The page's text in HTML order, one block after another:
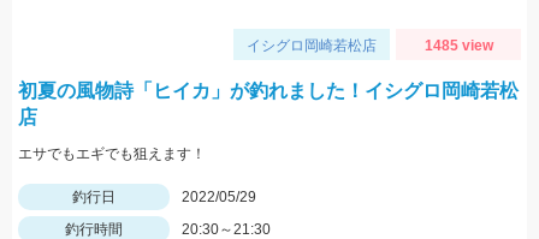
イシグロ岡崎若松店 1485 view
初夏の風物詩「ヒイカ」が釣れました！イシグロ岡崎若松
店
エサでもエギでも狙えます！
釣行日
2022/05/29
釣行時間
20:30～21:30